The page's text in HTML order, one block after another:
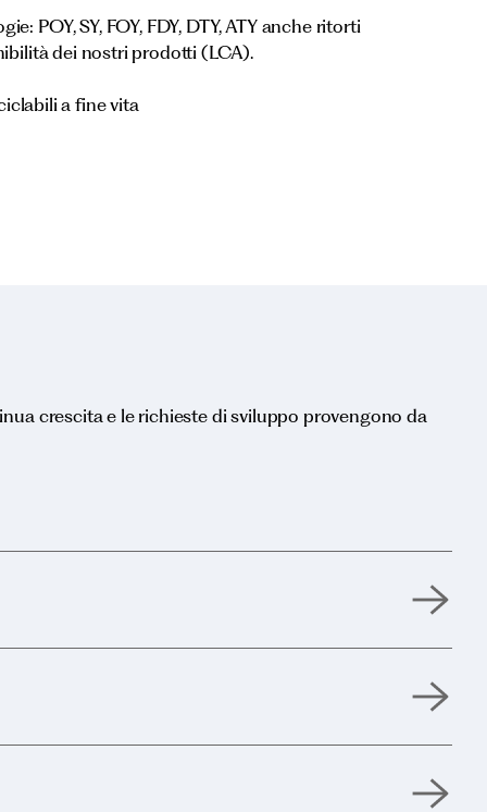
POY, SY, FOY, FDY, DTY, ATY anche ritorti
dei nostri prodotti (LCA).
a fine vita
crescita e le richieste di sviluppo provengono da